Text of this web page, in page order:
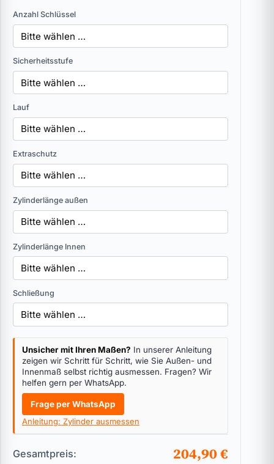
Anzahl Schlüssel
Sicherheitsstufe
Lauf
Extraschutz
Zylinderlänge außen
Zylinderlänge Innen
Schließung
Unsicher mit Ihren Maßen? In unserer Anleitung
zeigen wir Schritt für Schritt, wie Sie Außen- und
Innenmaß selbst richtig ausmessen. Fragen? Wir
helfen gern per WhatsApp.
Frage per WhatsApp
Anleitung: Zylinder ausmessen
Gesamtpreis: 204,90 €